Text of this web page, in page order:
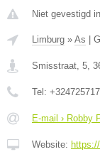
Niet gevestigd
Limburg » As
Smisstraat, 5,
Tel:
E-mail › Robby
Website: